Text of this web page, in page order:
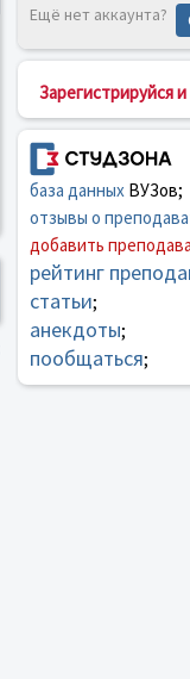
Ещё нет аккаунта?
Зарегистрируйся
база данныхВУЗов;
отзывы о
добавить
рейтинг
статьи;
анекдоты;
пообщаться;